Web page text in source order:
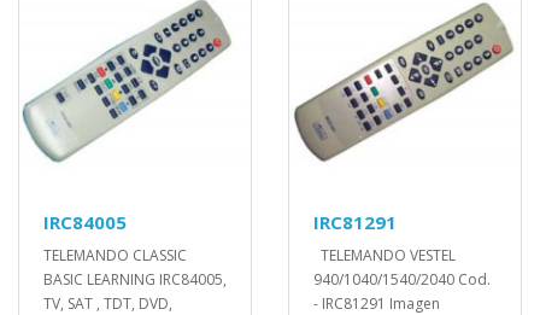
IRC84005
TELEMANDO CLASSIC
BASIC LEARNING IRC84005,
TV, SAT , TDT, DVD,
IRC81291
TELEMANDO VESTEL
940/1040/1540/2040 Cod.
- IRC81291 Imagen